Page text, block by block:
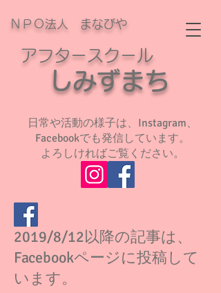
ＮＰＯ法人 まなびや
アフタースクール
​しみずまち
日常や活動の様子は、Instagram、
Facebookでも発信しています。
よろしければご覧ください。
2019/8/12以降の記事は、
Facebookページに投稿して
います。